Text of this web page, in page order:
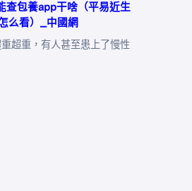
查包養app干啥（平易近生
么看）_中國網
超重，有人甚至患上了慢性